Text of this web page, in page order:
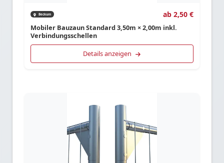
Beckum ab 2,50 €
Mobiler Bauzaun Standard 3,50m × 2,00m inkl.
Verbindungsschellen
Details anzeigen